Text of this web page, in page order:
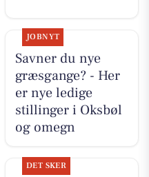
JOBNYT
Savner du nye
græsgange? - Her
er nye ledige
stillinger i Oksbøl
og omegn
DET SKER